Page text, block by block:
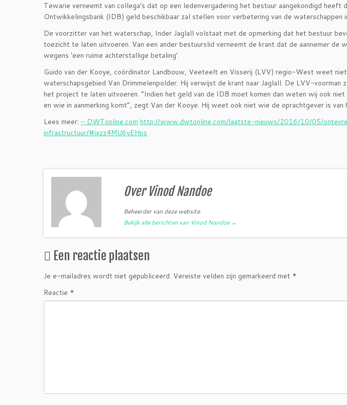
Tewarie verneemt van collega’s dat op een ledenvergadering het bestuur aangekondigd heeft
Ontwikkelingsbank (IDB) geld beschikbaar zal stellen voor verbetering van de waterschappen
De voorzitter van het waterschap, Inder Jaglall volstaat met de opmerking dat het bestuur
toezicht te laten uitvoeren. Van een ander bestuurslid verneemt de krant dat de aannemer de
wegens ‘een ruime achterstallige betaling’.
Guido van der Kooye, coördinator Landbouw, Veeteelt en Visserij (LVV) regio-West weet
waterschapsgebied Van Drimmelenpolder. Hij verwijst de krant naar Jaglall. De LVV-
het project te laten uitvoeren. “Indien het geld van de IDB moet komen dan weten wij ook
en wie in aanmerking komt”, zegt Van der Kooye. Hij weet ook niet wie de oprachtgever is van
Lees meer: – DWTonline.com http://www.dwtonline.com/laatste-nieuws/2016/10/05/
infrastructuur/#ixzz4MU6yEHps
Over Vinod Nandoe
Beheerder van deze website
Bekijk alle berichten van Vinod Nandoe →
Een reactie plaatsen
Je e-mailadres wordt niet gepubliceerd. Vereiste velden zijn gemarkeerd met *
Reactie *